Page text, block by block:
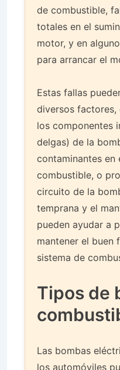
de combustible,
totales en el
motor, y en
para arrancar el
Estas fallas
diversos factores,
los componentes
delgas) de la
contaminantes en
combustible, o
circuito de la
temprana y el
pueden ayudar a
mantener el buen
sistema de
Tipos de
Las bombas
los automóviles